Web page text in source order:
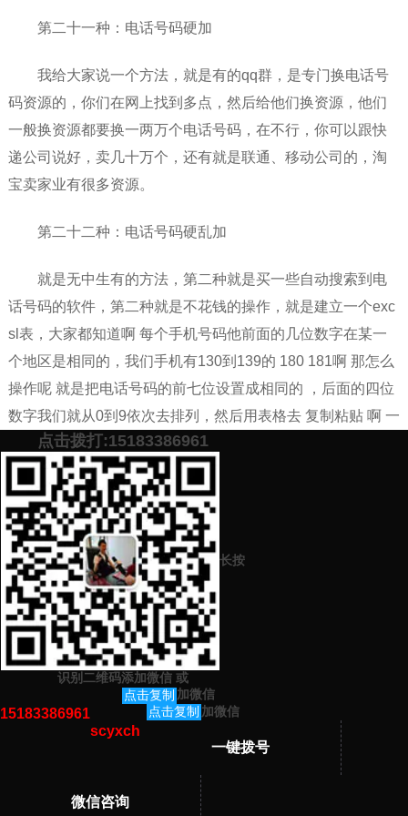
第二十一种：电话号码硬加
我给大家说一个方法，就是有的qq群，是专门换电话号
码资源的，你们在网上找到多点，然后给他们换资源，他们
一般换资源都要换一两万个电话号码，在不行，你可以跟快
递公司说好，卖几十万个，还有就是联通、移动公司的，淘
宝卖家业有很多资源。
第二十二种：电话号码硬乱加
就是无中生有的方法，第二种就是买一些自动搜索到电
话号码的软件，第二种就是不花钱的操作，就是建立一个exc
sl表，大家都知道啊 每个手机号码他前面的几位数字在某一
个地区是相同的，我们手机有130到139的 180 181啊 那怎么
操作呢 就是把电话号码的前七位设置成相同的 ，后面的四位
数字我们就从0到9依次去排列，然后用表格去 复制粘贴 啊 一
次性给他生成个几万个。
预约营销老师 添加微信号：scyxch
案！
上一篇：企业进行网络营销推广的方法(超有效)
下一篇：百度知道推广技巧（年入30万如此简单）
猜你感兴趣的内容
暂无相关文章！
点击拨打:15183386961
长按
识别二维码添加微信 或
点击复制
15183386961
加微信
点击复制
scyxch
加微信
一键拨号
微信咨询